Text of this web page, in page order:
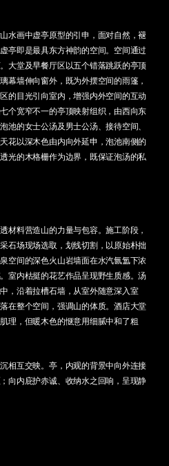
水画中虚亭原型的引申，面对自然，褪
亭即是最具东方神韵的空间。空间通过
大堂及早餐厅区以五个错落跳跃的亭顶
幕墙伸向窗外，既为外摆空间的雨篷，
的目光引向室内，增强内外空间的互动
个宽窄不一的亭顶映射组织，由西向东
池的女士公汤及男士公汤、接待空间、
花以深木色由内向外延申，泡池南侧的
光的木格栅作为边界，既保证泡汤的私
材料营造山的力量与包容。施工阶段，
石场现场选取，划线切割，以原始朴拙
空间的深色火山岩墙面在水汽氤氲下浓
室内枯挺的花艺作品呈现野生质感。汤
，沿着拉槽石墙，从室外随意深入室
在整个空间，强调山的体质。酒店大堂
理，但暖木色的惬意用细腻中和了粗
相互交映。亭，内观的背景中向外连接
向内庇护赤诚、收纳水之回响，呈现静